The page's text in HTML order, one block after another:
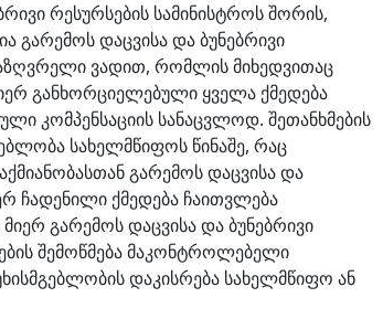
რესურსების სამინისტროს შორის,
გარემოს დაცვისა და ბუნებრივი
ვადით, რომლის მიხედვითაც
განხორციელებული ყველა ქმედება
კომპენსაციის სანაცვლოდ. შეთანხმების
სახელმწიფოს წინაშე, რაც
გარემოს დაცვისა და
ჩადენილი ქმედება ჩაითვლება
გარემოს დაცვისა და ბუნებრივი
შემოწმება მაკონტროლებელი
დაკისრება სახელმწიფო ან